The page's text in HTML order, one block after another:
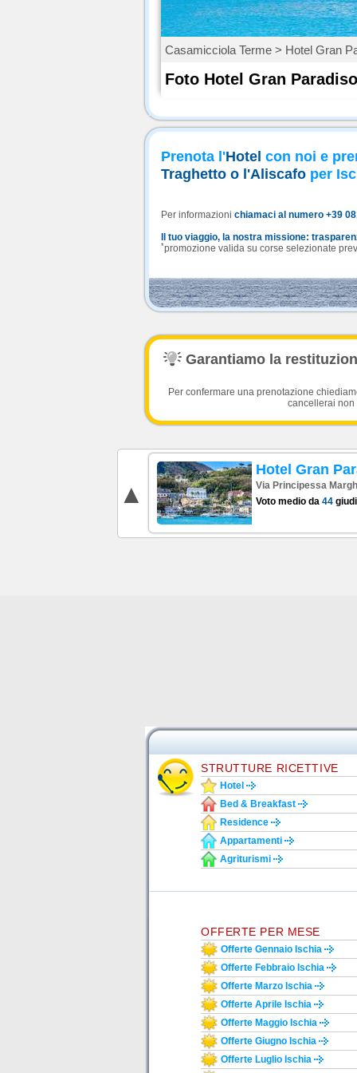
Casamicciola Terme > Hotel Gran
Foto Hotel Gran Paradiso
Prenota l'Hotel con noi e
Traghetto o l'Aliscafo per
Per informazioni chiamaci al numero +39
Il tuo viaggio, la nostra missione:
*promozione valida su corse selezionate
Garantiamo la
Per confermare una prenotazione
cancellerai non
Hotel Gran
Via Principessa
Voto medio da 44
STRUTTURE RICETTIVE
Hotel
Bed & Breakfast
Residence
Appartamenti
Agriturismi
OFFERTE PER MESE
Offerte Gennaio Ischia
Offerte Febbraio Ischia
Offerte Marzo Ischia
Offerte Aprile Ischia
Offerte Maggio Ischia
Offerte Giugno Ischia
Offerte Luglio Ischia